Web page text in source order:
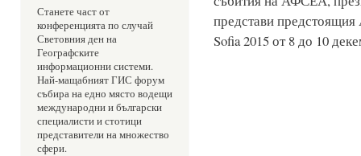
Станете част от
конференцията по случай
Световния ден на
Географските
информационни системи.
Най-мащабният ГИС форум
събира на едно място водещи
международни и български
специалисти и стотици
представители на множество
сфери.
представи
Sofia 2015 от 8 до 10